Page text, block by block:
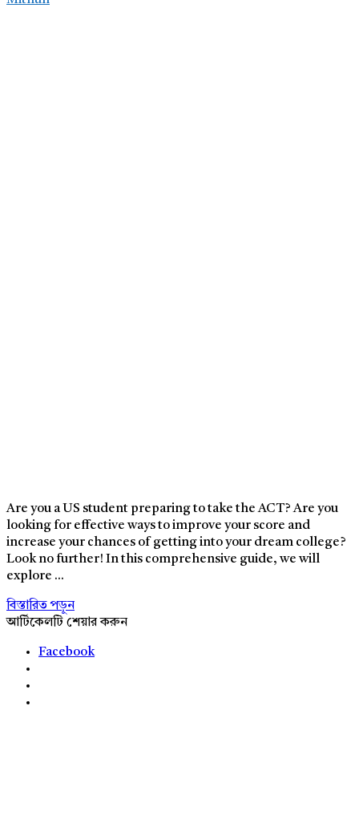
Are you a US student preparing to take the ACT? Are you
looking for effective ways to improve your score and
increase your chances of getting into your dream college?
Look no further! In this comprehensive guide, we will
explore ...
বিস্তারিত পড়ুন
আর্টিকেলটি শেয়ার করুন
Facebook